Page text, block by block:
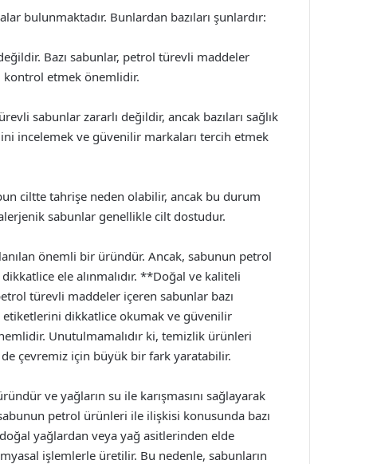
bulunmaktadır. Bunlardan bazıları şunlardır:
Bazı sabunlar, petrol türevli maddeler
kontrol etmek önemlidir.
sabunlar zararlı değildir, ancak bazıları sağlık
incelemek ve güvenilir markaları tercih etmek
ciltte tahrişe neden olabilir, ancak bu durum
sabunlar genellikle cilt dostudur.
önemli bir üründür. Ancak, sabunun petrol
ele alınmalıdır. **Doğal ve kaliteli
türevli maddeler içeren sabunlar bazı
etiketlerini dikkatlice okumak ve güvenilir
Unutulmamalıdır ki, temizlik ürünleri
çevremiz için büyük bir fark yaratabilir.
ve yağların su ile karışmasını sağlayarak
petrol ürünleri ile ilişkisi konusunda bazı
yağlardan veya yağ asitlerinden elde
işlemlerle üretilir. Bu nedenle, sabunların